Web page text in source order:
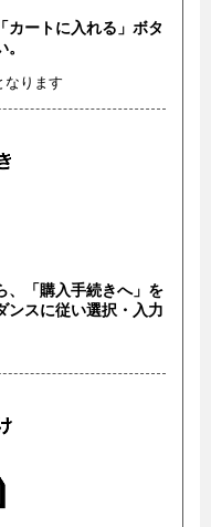
カートに入れる」ボタ
なります
、「購入手続きへ」を
ンスに従い選択・入力